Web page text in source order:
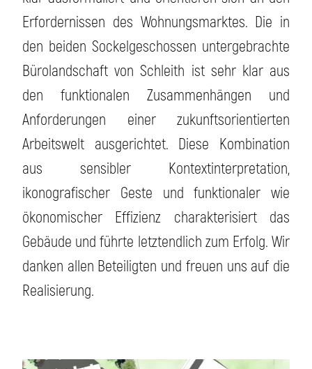
Erfordernissen des Wohnungsmarktes. Die in
den beiden Sockelgeschossen untergebrachte
Bürolandschaft von Schleith ist sehr klar aus
den funktionalen Zusammenhängen und
Anforderungen einer zukunftsorientierten
Arbeitswelt ausgerichtet. Diese Kombination
aus sensibler Kontextinterpretation,
ikonografischer Geste und funktionaler wie
ökonomischer Effizienz charakterisiert das
Gebäude und führte letztendlich zum Erfolg. Wir
danken allen Beteiligten und freuen uns auf die
Realisierung.